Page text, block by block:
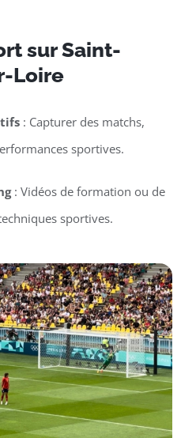
sur Saint-
Loire
: Capturer des matchs,
sportives.
: Vidéos de formation ou de
sportives.